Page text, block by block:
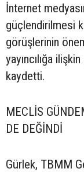
İnternet
güçlendirilmesi
görüşlerinin
yayıncılığa
kaydetti.
MECLİS
DE DEĞİNDİ
Gürlek, TBMM